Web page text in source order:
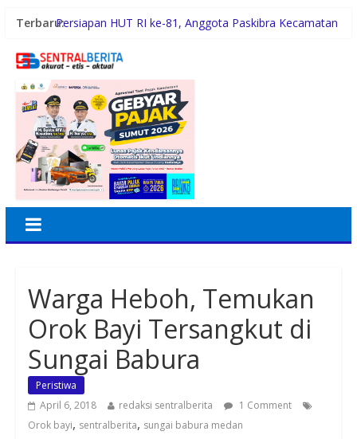
Terbaru:Persiapan HUT RI ke-81, Anggota Paskibra Kecamatan
Warga Nias Utara Sebut Bobby Nasution Bawa
Robi Barus : Polisi Harus Usut Tuntas Seluruh Indikasi
Kejanggalan Kematian WLG
Duta Genre Harus Jadi Penggerak Remaja, Rico Waas:
Jangan Hanya Aktif Saat Ada Acara
Sutarto Minta Banteng Sumut Merah FC Harumkan
Nama Sumut di Ajang Soekarno Cup 2026
Warga Heboh, Temukan
Orok Bayi Tersangkut di
Sungai Babura
Peristiwa
April 6, 2018
redaksi sentralberita
1 Comment
Orok bayi, sentralberita, sungai babura medan